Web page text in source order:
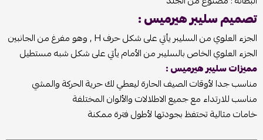
تصميم سليبر هيرميس :
الجزء العلوي من السليبر يأتي على شكل حرف H , وهو مفرغ من الجانبين
الجزء العلوي الخاص بالسليبر من الأمام يأتي على شكل شبه مستطيل
مميزات سليبر هيرميس :
مناسب جدا لأوقات الصيف الحارة ليعطي لك حرية الحركة والمشي
مناسب للارتداء مع جميع الاطلالات والألوان المختلفة
خامات مثالية تحتفظ بجودتها لأطول فترة ممكنة